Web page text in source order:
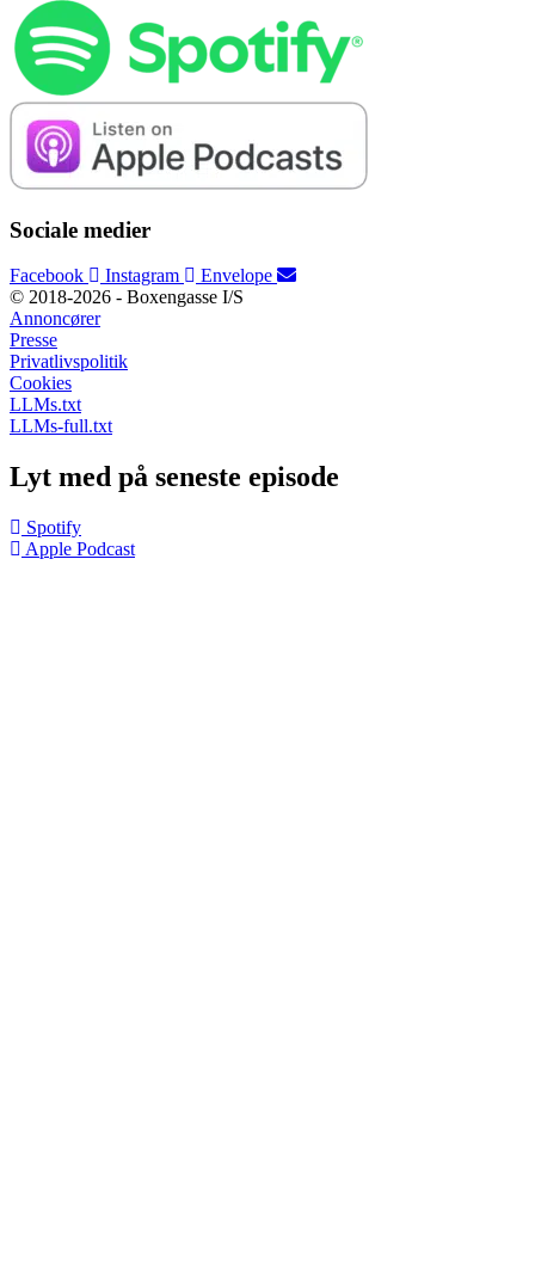
Sociale medier
Facebook Instagram
Envelope
© 2018-2026 - Boxengasse I/S
Annoncører
Presse
Privatlivspolitik
Cookies
LLMs.txt
LLMs-full.txt
Lyt med på seneste episode
Spotify
Apple Podcast